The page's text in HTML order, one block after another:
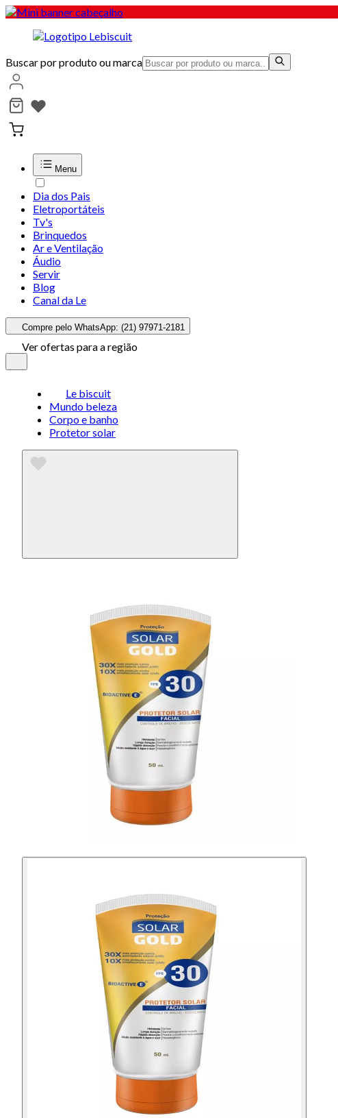
Buscar por produto ou marca
Menu
Dia dos Pais
Eletroportáteis
Tv's
Brinquedos
Ar e Ventilação
Áudio
Servir
Blog
Canal da Le
Compre pelo WhatsApp: (21) 97971-2181
Ver ofertas para a região
Le biscuit
Mundo beleza
Corpo e banho
Protetor solar